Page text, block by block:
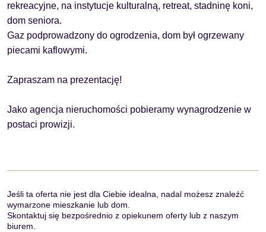
rekreacyjne, na instytucje kulturalną, retreat, stadninę koni,
dom seniora.
Gaz podprowadzony do ogrodzenia, dom był ogrzewany
piecami kaflowymi.
Zapraszam na prezentację!
Jako agencja nieruchomości pobieramy wynagrodzenie w
postaci prowizji.
Jeśli ta oferta nie jest dla Ciebie idealna, nadal możesz znaleźć
wymarzone mieszkanie lub dom.
Skontaktuj się bezpośrednio z opiekunem oferty lub z naszym
biurem.